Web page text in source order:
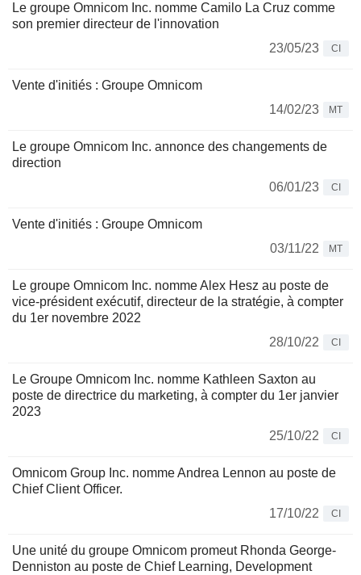
Le groupe Omnicom Inc. nomme Camilo La Cruz comme
son premier directeur de l'innovation
23/05/23
CI
Vente d'initiés : Groupe Omnicom
14/02/23
MT
Le groupe Omnicom Inc. annonce des changements de
direction
06/01/23
CI
Vente d'initiés : Groupe Omnicom
03/11/22
MT
Le groupe Omnicom Inc. nomme Alex Hesz au poste de
vice-président exécutif, directeur de la stratégie, à compter
du 1er novembre 2022
28/10/22
CI
Le Groupe Omnicom Inc. nomme Kathleen Saxton au
poste de directrice du marketing, à compter du 1er janvier
2023
25/10/22
CI
Omnicom Group Inc. nomme Andrea Lennon au poste de
Chief Client Officer.
17/10/22
CI
Une unité du groupe Omnicom promeut Rhonda George-
Denniston au poste de Chief Learning, Development